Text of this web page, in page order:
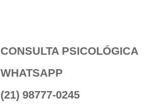
CONSULTA PSICOLÓGICA
WHATSAPP
(21) 98777-0245